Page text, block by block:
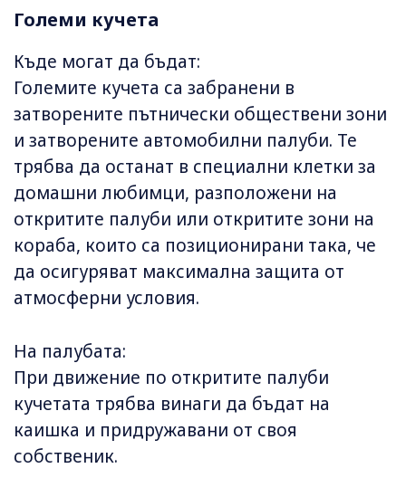
Големи кучета
Къде могат да бъдат:
Големите кучета са забранени в
затворените пътнически обществени зони
и затворените автомобилни палуби. Те
трябва да останат в специални клетки за
домашни любимци, разположени на
откритите палуби или откритите зони на
кораба, които са позиционирани така, че
да осигуряват максимална защита от
атмосферни условия.
На палубата:
При движение по откритите палуби
кучетата трябва винаги да бъдат на
каишка и придружавани от своя
собственик.